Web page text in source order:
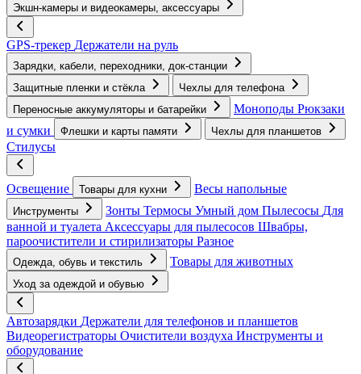
Экшн-камеры и видеокамеры, аксессуары
GPS-трекер Держатели на руль
Зарядки, кабели, переходники, док-станции
Защитные пленки и стёкла
Чехлы для телефона
Переносные аккумуляторы и батарейки
Моноподы Рюкзаки
и сумки
Флешки и карты памяти Чехлы для планшетов
Стилусы
Освещение Товары для кухни Весы напольные
Инструменты Зонты Термосы Умный дом Пылесосы Для
ванной и туалета Аксессуары для пылесосов Швабры,
пароочистители и стирилизаторы Разное
Одежда, обувь и текстиль Товары для животных
Уход за одеждой и обувью
Автозарядки Держатели для телефонов и планшетов
Видеорегистраторы Очистители воздуха Инструменты и
оборудование